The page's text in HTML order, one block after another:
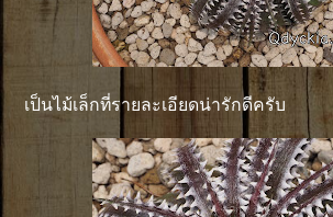
เป็นไม้เล็กที่รายละเอียดน่ารักดีครับ